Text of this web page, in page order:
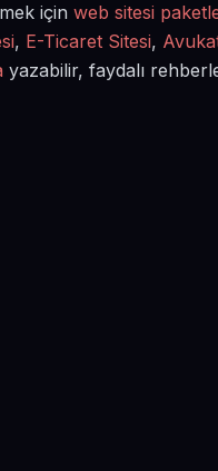
için web sitesi
, E-Ticaret Sitesi,
yazabilir, faydalı